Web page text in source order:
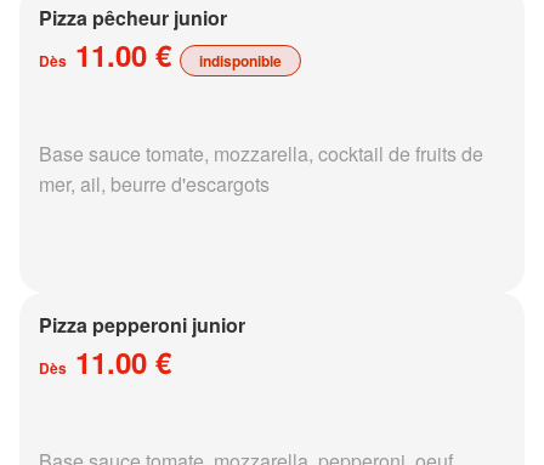
Pizza pêcheur junior
Dès 11.00 € indisponible
Base sauce tomate, mozzarella, cocktail de fruits de
mer, ail, beurre d'escargots
Pizza pepperoni junior
Dès 11.00 €